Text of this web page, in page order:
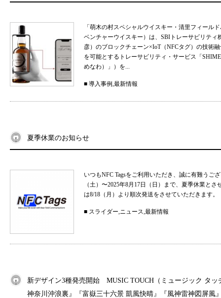
「萌木の村スペシャルウイスキー・清里フィール
ベンチャーウイスキー）は、SBIトレーサビリテ
彦）のブロックチェーン×IoT（NFCタグ）の技術
を可能とするトレーサビリティ・サービス「
めなわ）」）を...
■ 導入事例,最新情報
夏季休業のお知らせ
いつもNFC Tagsをご利用いただき、誠に有難う
（土）〜2025年8月17日（日）まで、夏季休業と
は8/18（月）より順次発送をさせていただきま
■ スライダー,ニュース,最新情報
新デザイン3種発売開始 MUSIC TOUCH（ミュージック タッ
神奈川沖浪裏』『富嶽三十六景 凱風快晴』『風神雷神図屏風